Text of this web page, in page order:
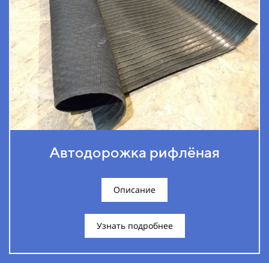
Автодорожка рифлёная
Описание
Узнать подробнее